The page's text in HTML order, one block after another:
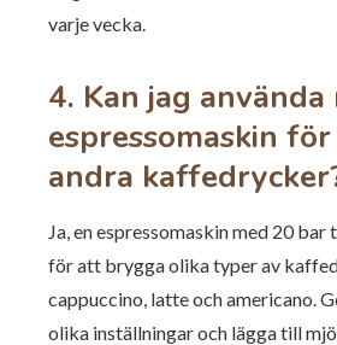
varje vecka.
4. Kan jag använda
espressomaskin
andra
Ja, en espressomaskin med 20 bar
för att brygga olika typer av
cappuccino, latte och americano.
olika inställningar och lägga till